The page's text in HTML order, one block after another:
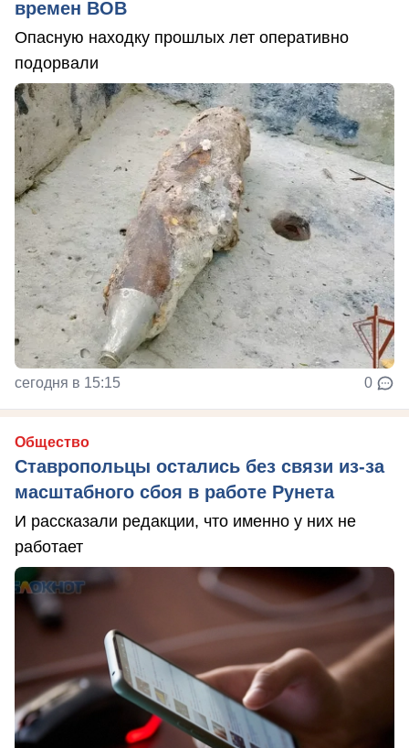
времен ВОВ
Опасную находку прошлых лет оперативно
подорвали
сегодня в 15:15 0
Общество
Ставропольцы остались без связи из-за
масштабного сбоя в работе Рунета
И рассказали редакции, что именно у них не
работает